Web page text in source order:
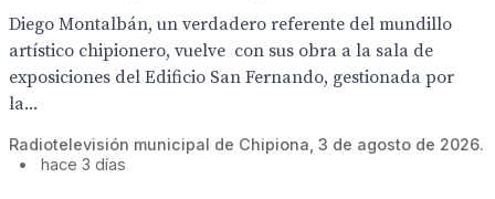
Diego Montalbán, un verdadero referente del mundillo
artístico chipionero, vuelve con sus obra a la sala de
exposiciones del Edificio San Fernando, gestionada por
la...
Radiotelevisión municipal de Chipiona, 3 de agosto de 2026.
•
hace 3 días